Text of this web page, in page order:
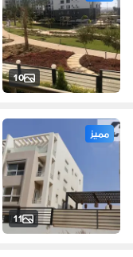
10
11
مميز